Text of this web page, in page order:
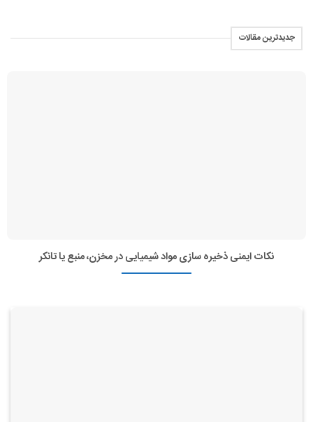
جدیدترین مقالات
نکات ایمنی ذخیره سازی مواد شیمیایی در مخزن، منبع یا تانکر